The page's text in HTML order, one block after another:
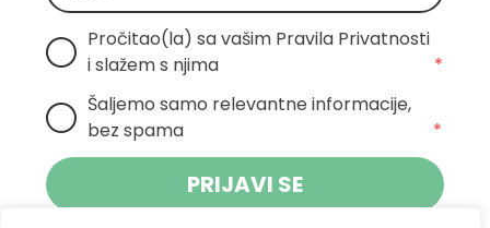
Pročitao(la) sa vašim Pravila Privatnosti
i slažem s njima
*
Šaljemo samo relevantne informacije,
bez spama
*
PRIJAVI SE